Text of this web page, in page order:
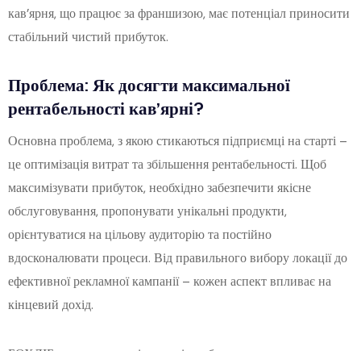
кав’ярня, що працює за франшизою, має потенціал приносити
стабільний чистий прибуток.
Проблема: Як досягти максимальної
рентабельності кав’ярні?
Основна проблема, з якою стикаються підприємці на старті –
це оптимізація витрат та збільшення рентабельності. Щоб
максимізувати прибуток, необхідно забезпечити якісне
обслуговування, пропонувати унікальні продукти,
орієнтуватися на цільову аудиторію та постійно
вдосконалювати процеси. Від правильного вибору локації до
ефективної рекламної кампанії – кожен аспект впливає на
кінцевий дохід.